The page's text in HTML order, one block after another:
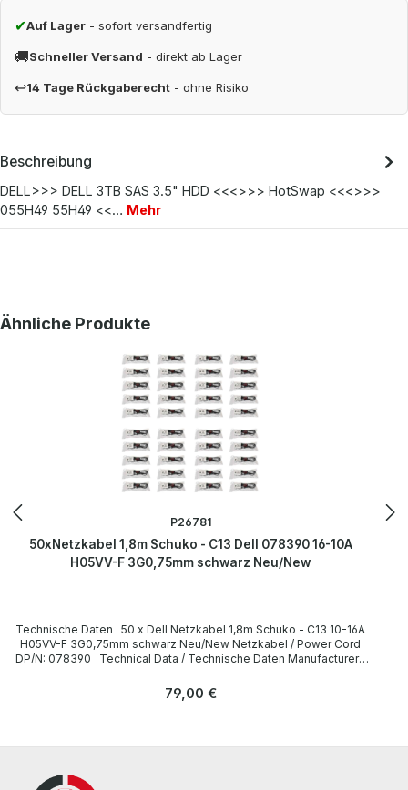
✔Auf Lager - sofort versandfertig
🚚Schneller Versand - direkt ab Lager
↩14 Tage Rückgaberecht - ohne Risiko
Beschreibung
DELL>>> DELL 3TB SAS 3.5" HDD <<<>>> HotSwap <<<>>>
055H49 55H49 <<… Mehr
Produktgalerie überspringen
Ähnliche Produkte
P26781
50xNetzkabel 1,8m Schuko - C13 Dell 078390 16-10A
H05VV-F 3G0,75mm schwarz Neu/New
Technische Daten 50 x Dell Netzkabel 1,8m Schuko - C13 10-16A
H05VV-F 3G0,75mm schwarz Neu/New Netzkabel / Power Cord
DP/N: 078390 Technical Data / Technische Daten Manufacturer /
Color / Buchsenfarbe black / schwarz More information and details
Informationen und Details finden Sie auf den Seiten des
Regulärer Preis:
79,00 €